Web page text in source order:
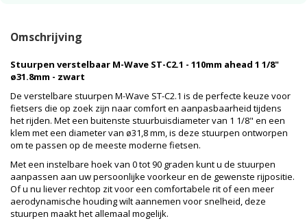
Omschrijving
Stuurpen verstelbaar M-Wave ST-C2.1 - 110mm ahead 1 1/8"
ø31.8mm - zwart
De verstelbare stuurpen M-Wave ST-C2.1 is de perfecte keuze voor
fietsers die op zoek zijn naar comfort en aanpasbaarheid tijdens
het rijden. Met een buitenste stuurbuisdiameter van 1 1/8" en een
klem met een diameter van ø31,8 mm, is deze stuurpen ontworpen
om te passen op de meeste moderne fietsen.
Met een instelbare hoek van 0 tot 90 graden kunt u de stuurpen
aanpassen aan uw persoonlijke voorkeur en de gewenste rijpositie.
Of u nu liever rechtop zit voor een comfortabele rit of een meer
aerodynamische houding wilt aannemen voor snelheid, deze
stuurpen maakt het allemaal mogelijk.